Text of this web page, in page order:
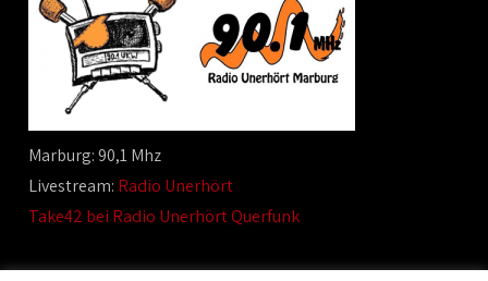
Marburg: 90,1 Mhz
Livestream: Radio Unerhört
Take42 bei Radio Unerhört Querfunk